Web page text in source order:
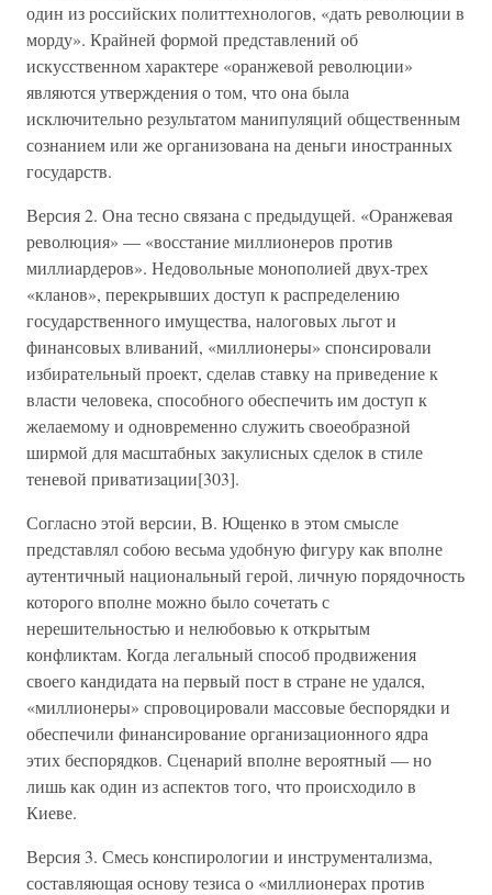
один из российских политтехнологов, «дать революции в
морду». Крайней формой представлений об
искусственном характере «оранжевой революции»
являются утверждения о том, что она была
исключительно результатом манипуляций общественным
сознанием или же организована на деньги иностранных
государств.
Версия 2. Она тесно связана с предыдущей. «Оранжевая
революция» — «восстание миллионеров против
миллиардеров». Недовольные монополией двух-трех
«кланов», перекрывших доступ к распределению
государственного имущества, налоговых льгот и
финансовых вливаний, «миллионеры» спонсировали
избирательный проект, сделав ставку на приведение к
власти человека, способного обеспечить им доступ к
желаемому и одновременно служить своеобразной
ширмой для масштабных закулисных сделок в стиле
теневой приватизации[303].
Согласно этой версии, В. Ющенко в этом смысле
представлял собою весьма удобную фигуру как вполне
аутентичный национальный герой, личную порядочность
которого вполне можно было сочетать с
нерешительностью и нелюбовью к открытым
конфликтам. Когда легальный способ продвижения
своего кандидата на первый пост в стране не удался,
«миллионеры» спровоцировали массовые беспорядки и
обеспечили финансирование организационного ядра
этих беспорядков. Сценарий вполне вероятный — но
лишь как один из аспектов того, что происходило в
Киеве.
Версия 3. Смесь конспирологии и инструментализма,
составляющая основу тезиса о «миллионерах против